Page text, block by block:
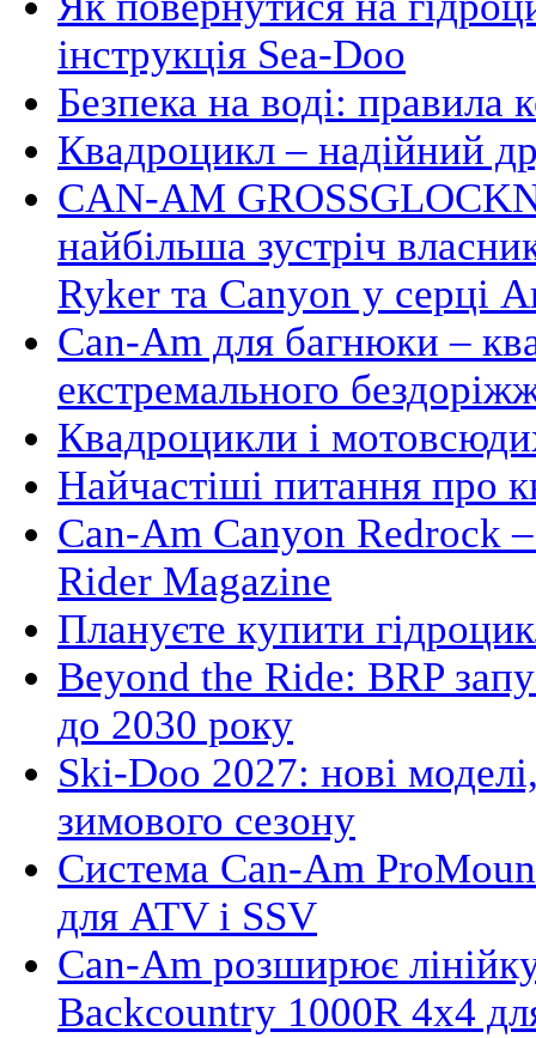
інструкція Sea-Doo
Безпека на воді: правила
Квадроцикл – надійний
CAN-AM
найбільша зустріч
Ryker та Canyon у серці
Can-Am для багнюки –
екстремального
Квадроцикли і
Найчастіші питання про
Can-Am Canyon Redrock
Rider Magazine
Плануєте купити
Beyond the Ride: BRP
до 2030 року
Ski-Doo 2027: нові
зимового сезону
Система Can-Am
для ATV і SSV
Can-Am розширює
Backcountry 1000R 4x4